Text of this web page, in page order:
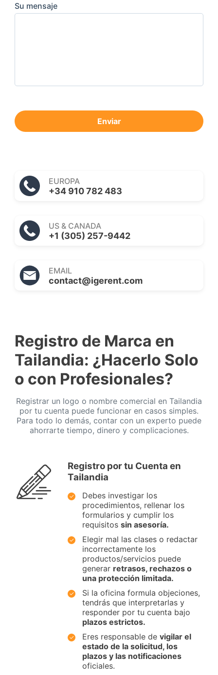
Su mensaje
Enviar
EUROPA
+34 910 782 483
US & CANADA
+1 (305) 257-9442
EMAIL
contact@igerent.com
Registro de Marca en
Tailandia: ¿Hacerlo Solo
o con Profesionales?
Registrar un logo o nombre comercial en Tailandia
por tu cuenta puede funcionar en casos simples.
Para todo lo demás, contar con un experto puede
ahorrarte tiempo, dinero y complicaciones.
Registro por tu Cuenta en
Tailandia
Debes investigar los
procedimientos, rellenar los
formularios y cumplir los
requisitos sin asesoría.
Elegir mal las clases o redactar
incorrectamente los
productos/servicios puede
generar retrasos, rechazos o
una protección limitada.
Si la oficina formula objeciones,
tendrás que interpretarlas y
responder por tu cuenta bajo
plazos estrictos.
Eres responsable de vigilar el
estado de la solicitud, los
plazos y las notificaciones
oficiales.